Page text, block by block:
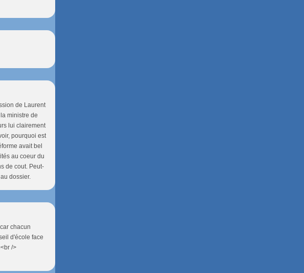
de Laurent
ministre de
lui clairement
pourquoi est
avait bel
au coeur du
de cout. Peut-
dossier.
chacun
d'école face
/>